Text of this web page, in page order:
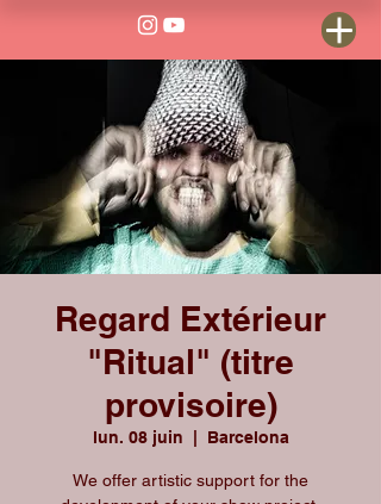
Regard Extérieur
"Ritual" (titre
provisoire)
lun. 08 juin Barcelona
We offer artistic support for the